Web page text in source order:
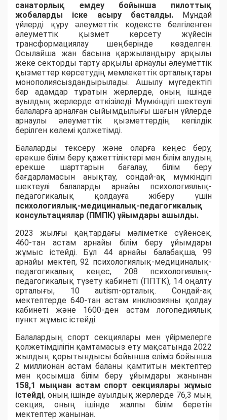
санаторлық емдеу бойынша пилоттық
жобаларды іске асыру басталды.Мұндай
үйлерді құру әлеуметтік кодексте белгіленген
әлеуметтік қызмет көрсету жүйесін
трансформациялау шеңберінде көзделген.
Осылайша жан басына қаржыландыру арқылы
жеке секторды тарту арқылы арнаулы әлеуметтік
қызметтер көрсетудің мемлекеттік орталықтары
монополиясыздандырылады. Ашылу мүгедектігі
бар адамдар тұратын жерлерде, оның ішінде
ауылдық жерлерде өткізіледі. Мүмкіндігі шектеулі
балаларға арналған сыйымдылығы шағын үйлерде
арнаулы әлеуметтік қызметтердің кепілдік
берілген көлемі қолжетімді.
Балаларды тексеру және оларға кеңес беру,
ерекше білім беру қажеттіліктері мен білім алудың
ерекше шарттарын бағалау, білім беру
бағдарламасын анықтау, сондай-ақ мүмкіндігі
шектеулі балаларды арнайы психологиялық-
педагогикалық қолдауға жіберу үшін
психологиялық-медициналық-педагогикалық
консультациялар (ПМПК) ұйымдары ашылды.
2023 жылғы қаңтардағы мәліметке сүйенсек,
460-тан астам арнайы білім беру ұйымдары
жұмыс істейді. Бұл 44 арнайы балабақша, 99
арнайы мектеп, 92 психологиялық-медициналық-
педагогикалық кеңес, 208 психологиялық-
педагогикалық түзету кабинеті (ППТК), 14 оңалту
орталығы, 10 autism-орталық. Сондай-ақ
мектептерде 640-тан астам инклюзияны қолдау
кабинеті және 1600-ден астам логопедиялық
пункт жұмыс істейді.
Балалардың спорт секциялары мен үйірмелерге
қолжетімділігін қамтамасыз ету мақсатында 2022
жылдың қорытындысы бойынша еліміз бойынша
2 миллионан астам баланы қамтитын мектептер
мен қосымша білім беру ұйымдары жанынан
158,1 мыңнан астам спорт секциялары жұмыс
істейді, оның ішінде ауылдық жерлерде 76,3 мың
секция, оның ішінде жалпы білім беретін
мектептер жанынан.